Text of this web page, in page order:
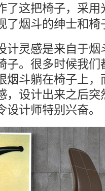
了这把椅子，采用
了烟斗的绅士和椅
计灵感是来自于
子。很多时候我
烟斗躺在椅子上
，设计出来之后
计师特别兴奋。